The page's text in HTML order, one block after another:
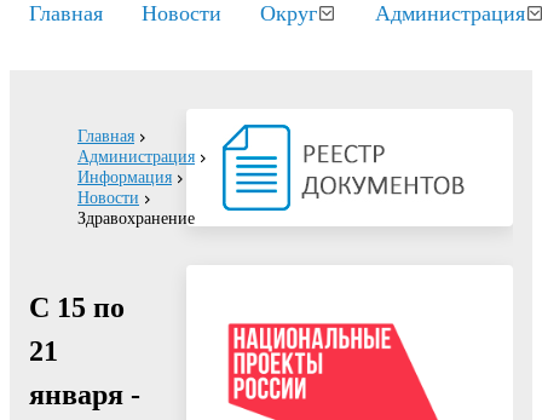
Главная Новости Округ Администрация
Главная
Администрация
Информация
Новости
Здравохранение
С 15 по
21
января -